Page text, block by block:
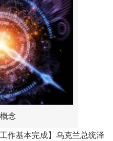
念
作基本完成】乌克兰总统泽